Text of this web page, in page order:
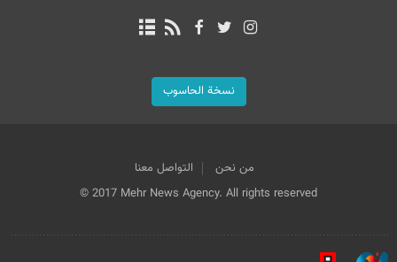
نسخة الحاسوب
من نحن
التواصل معنا
© 2017 Mehr News Agency. All rights reserved